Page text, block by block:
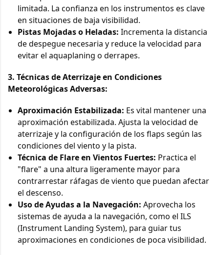
limitada. La confianza en los instrumentos es clave
en situaciones de baja visibilidad.
Pistas Mojadas o Heladas: Incrementa la distancia
de despegue necesaria y reduce la velocidad para
evitar el aquaplaning o derrapes.
3. Técnicas de Aterrizaje en Condiciones
Meteorológicas Adversas:
Aproximación Estabilizada: Es vital mantener una
aproximación estabilizada. Ajusta la velocidad de
aterrizaje y la configuración de los flaps según las
condiciones del viento y la pista.
Técnica de Flare en Vientos Fuertes: Practica el
"flare" a una altura ligeramente mayor para
contrarrestar ráfagas de viento que puedan afectar
el descenso.
Uso de Ayudas a la Navegación: Aprovecha los
sistemas de ayuda a la navegación, como el ILS
(Instrument Landing System), para guiar tus
aproximaciones en condiciones de poca visibilidad.